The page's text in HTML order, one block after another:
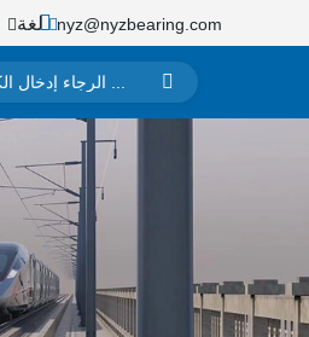
nyz@nyzbearing.com لغة